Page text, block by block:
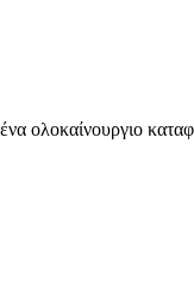
ολοκαίνουργιο